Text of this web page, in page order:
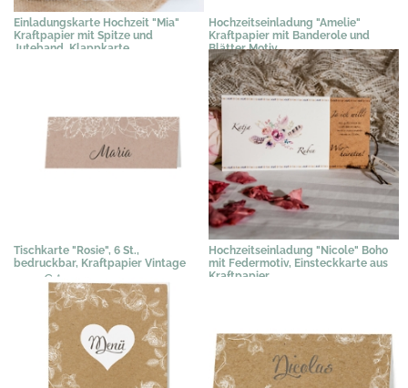
Einladungskarte Hochzeit "Mia"
Kraftpapier mit Spitze und
Juteband, Klappkarte
Hochzeitseinladung "Amelie"
Kraftpapier mit Banderole und
Blätter Motiv
2,79 €*
Tischkarte "Rosie", 6 St.,
bedruckbar, Kraftpapier Vintage
3,03 €*
Hochzeitseinladung "Nicole" Boho
mit Federmotiv, Einsteckkarte aus
Kraftpapier